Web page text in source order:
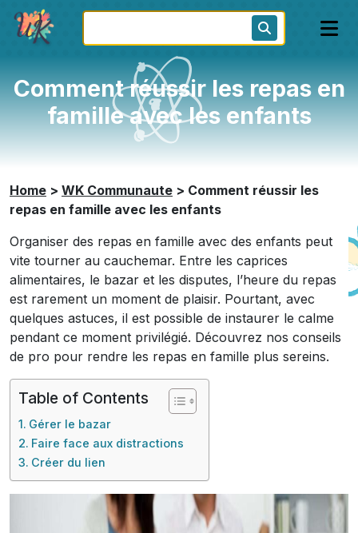
Comment réussir les repas en
famille avec les enfants
Home > WK Communaute > Comment réussir les
repas en famille avec les enfants
Organiser des repas en famille avec des enfants peut
vite tourner au cauchemar. Entre les caprices
alimentaires, le bazar et les disputes, l’heure du repas
est rarement un moment de plaisir. Pourtant, avec
quelques astuces, il est possible de instaurer le calme
pendant ce moment privilégié. Découvrez nos conseils
de pro pour rendre les repas en famille plus sereins.
Table of Contents
Gérer le bazar
Faire face aux distractions
Créer du lien